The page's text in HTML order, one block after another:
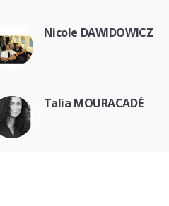
Nicole DAWIDOWICZ
Talia MOURACADÉ